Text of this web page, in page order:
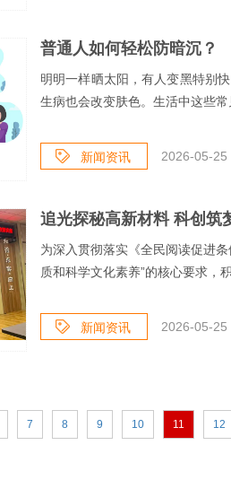
普通人如何轻松防暗沉？
明明一样晒太阳，有人变黑特别
生病也会改变肤色。生活中这些
新闻资讯 2026-05-25
为深入贯彻落实《全民阅读促进
质和科学文化素养”的核心要求，
新闻资讯 2026-05-25
7 8 9 10 11 12